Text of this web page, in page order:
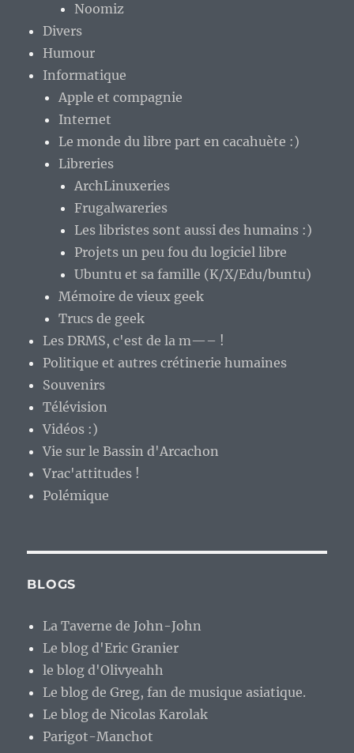
Noomiz
Divers
Humour
Informatique
Apple et compagnie
Internet
Le monde du libre part en cacahuète :)
Libreries
ArchLinuxeries
Frugalwareries
Les libristes sont aussi des humains :)
Projets un peu fou du logiciel libre
Ubuntu et sa famille (K/X/Edu/buntu)
Mémoire de vieux geek
Trucs de geek
Les DRMS, c'est de la m—– !
Politique et autres crétinerie humaines
Souvenirs
Télévision
Vidéos :)
Vie sur le Bassin d'Arcachon
Vrac'attitudes !
Polémique
BLOGS
La Taverne de John-John
Le blog d'Eric Granier
le blog d'Olivyeahh
Le blog de Greg, fan de musique asiatique.
Le blog de Nicolas Karolak
Parigot-Manchot